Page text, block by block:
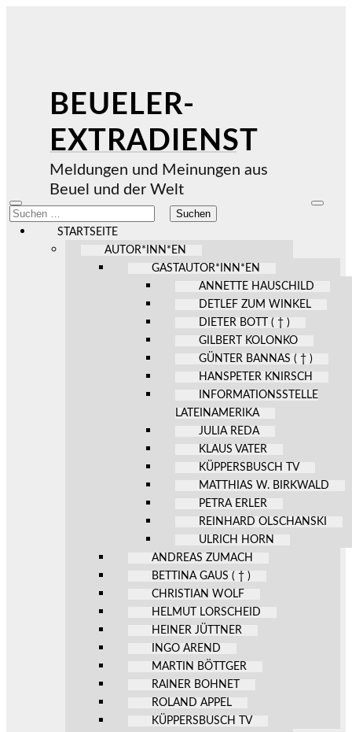
BEUELER-
EXTRADIENST
Meldungen und Meinungen aus
Beuel und der Welt
Mobile-
Menü
ein-/ausblenden
Suchen
nach:
STARTSEITE
AUTOR*INN*EN
GASTAUTOR*INN*EN
ANNETTE HAUSCHILD
DETLEF ZUM WINKEL
DIETER BOTT ( † )
GILBERT KOLONKO
GÜNTER BANNAS ( † )
HANSPETER KNIRSCH
INFORMATIONSSTELLE
LATEINAMERIKA
JULIA REDA
KLAUS VATER
KÜPPERSBUSCH TV
MATTHIAS W. BIRKWALD
PETRA ERLER
REINHARD OLSCHANSKI
ULRICH HORN
ANDREAS ZUMACH
BETTINA GAUS ( † )
CHRISTIAN WOLF
HELMUT LORSCHEID
HEINER JÜTTNER
INGO AREND
MARTIN BÖTTGER
RAINER BOHNET
ROLAND APPEL
KÜPPERSBUSCH TV